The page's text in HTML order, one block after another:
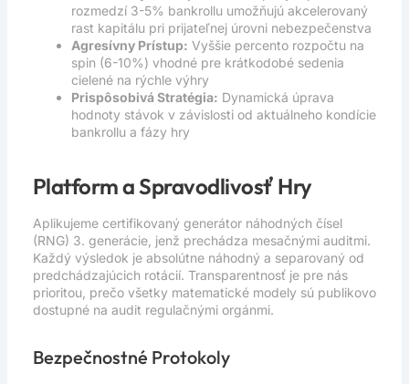
rozmedzí 3-5% bankrollu umožňujú akcelerovaný
rast kapitálu pri prijateľnej úrovni nebezpečenstva
Agresívny Prístup: Vyššie percento rozpočtu na
spin (6-10%) vhodné pre krátkodobé sedenia
cielené na rýchle výhry
Prispôsobivá Stratégia: Dynamická úprava
hodnoty stávok v závislosti od aktuálneho kondície
bankrollu a fázy hry
Platform a Spravodlivosť Hry
Aplikujeme certifikovaný generátor náhodných čísel
(RNG) 3. generácie, jenž prechádza mesačnými auditmi.
Každý výsledok je absolútne náhodný a separovaný od
predchádzajúcich rotácií. Transparentnosť je pre nás
prioritou, prečo všetky matematické modely sú publikovo
dostupné na audit regulačnými orgánmi.
Bezpečnostné Protokoly